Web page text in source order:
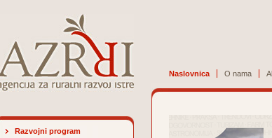
Naslovnica O nama
Razvojni program